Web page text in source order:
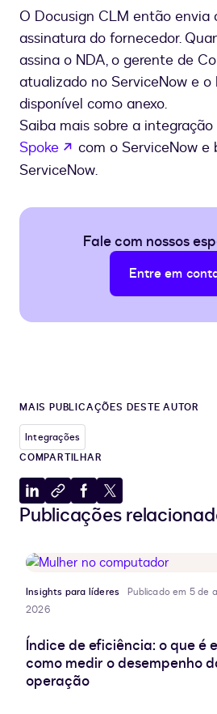
O Docusign CLM então envia
assinatura do fornecedor.
assina o NDA, o gerente de
atualizado no ServiceNow e o
disponível como anexo.
Saiba mais sobre a integração
Spoke
se abre en una
com o ServiceNow e
ServiceNow.
Fale com nossos
Entre em
MAIS PUBLICAÇÕES DESTE AUTOR
Integrações
COMPARTILHAR
Compartilhar
no
Copiar
para
de
transferência
Compartilhar
no
Compartilhar
no
Publicações
Insights para líderes
Publicado em 5 de
2026
Índice de eficiência: o que é e
como medir o desempenho
operação